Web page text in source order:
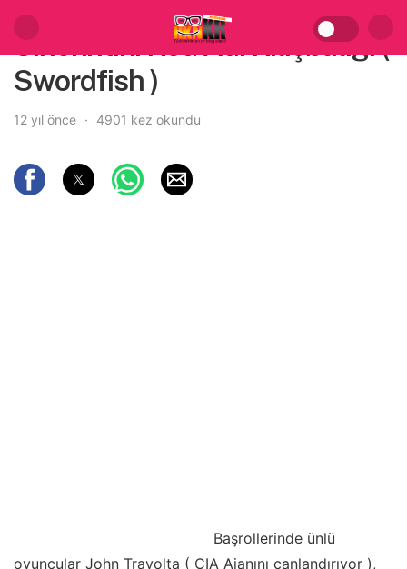
Sinekritik: Kod Adı Kılıçbalığı (
Swordfish )
12 yıl önce 4901 kez okundu
Başrollerinde ünlü
oyuncular John Travolta ( CIA Ajanını canlandırıyor ),